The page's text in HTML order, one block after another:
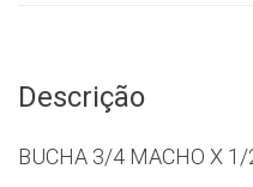
Descrição
BUCHA 3/4 MACHO X 1/